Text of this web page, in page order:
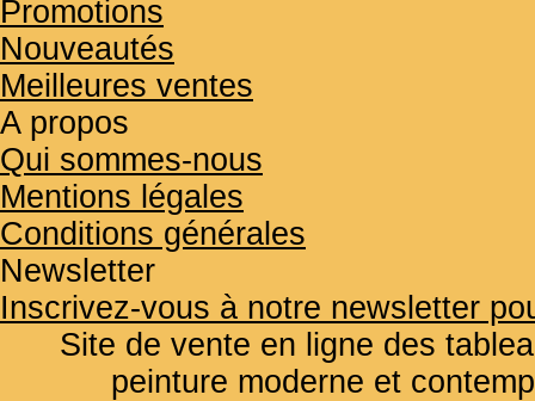
Promotions
Nouveautés
Meilleures ventes
A propos
Qui sommes-nous
Mentions légales
Conditions générales
Newsletter
Inscrivez-vous à notre newsletter
Site de vente en ligne des
peinture moderne et